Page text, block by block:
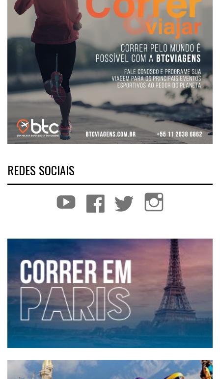
REDES SOCIAIS
YouTube Facebook Twitter